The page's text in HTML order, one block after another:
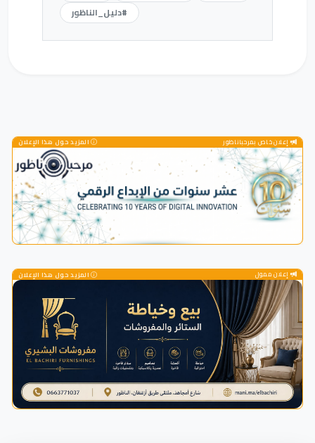
#دليل_الناظور
إعلان خاص بمرحباناظور المزيد حول هذا الإعلان
إعلان ممول المزيد حول هذا الإعلان